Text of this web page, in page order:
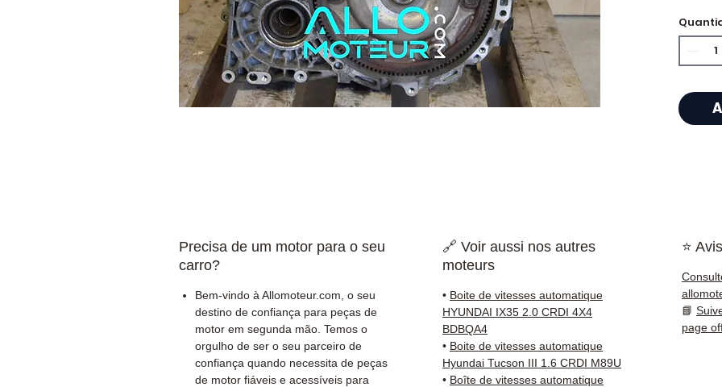
🏷️
🔖
🇫🇷 e
Precisa de um motor para o seu
carro?
Bem-vindo à Allomoteur.com, o seu
destino de confiança para peças de
motor em segunda mão. Temos o
orgulho de ser o seu parceiro de
confiança quando necessita de peças
de motor fiáveis e acessíveis para
🔗 Voir aussi nos autres
moteurs
• Boite de vitesses automatique
HYUNDAI IX35 2.0 CRDI 4X4
BDBQA4
• Boite de vitesses automatique
Hyundai Tucson III 1.6 CRDI M89U
• Boîte de vitesses automatique
⭐
📘
page